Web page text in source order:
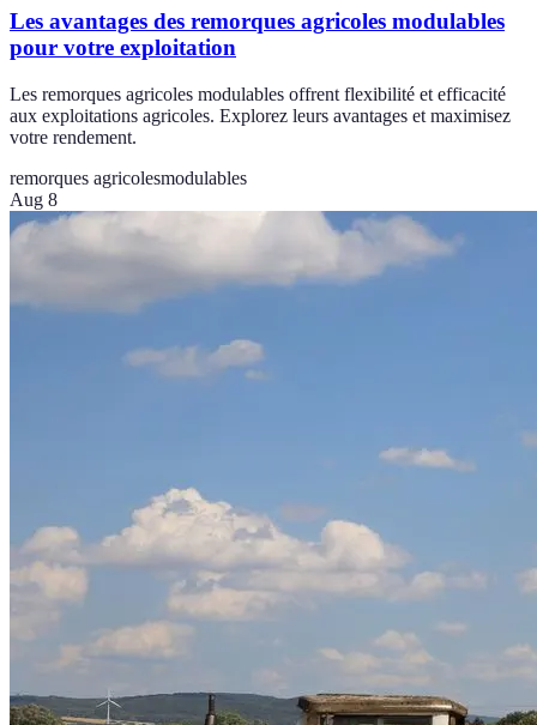
Les avantages des remorques agricoles modulables
pour votre exploitation
Les remorques agricoles modulables offrent flexibilité et efficacité
aux exploitations agricoles. Explorez leurs avantages et maximisez
votre rendement.
remorques agricolesmodulables
Aug 8